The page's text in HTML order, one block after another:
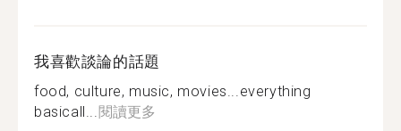
我喜歡談論的話題
food, culture, music, movies...everything
basicall...閱讀更多